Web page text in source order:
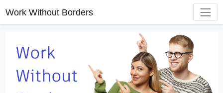
Work Without Borders